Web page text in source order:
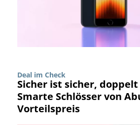
Deal im Check
Sicher ist sicher,
Smarte Schlösser von
Vorteilspreis